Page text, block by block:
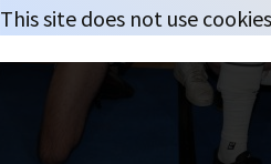
This site does not use cookies